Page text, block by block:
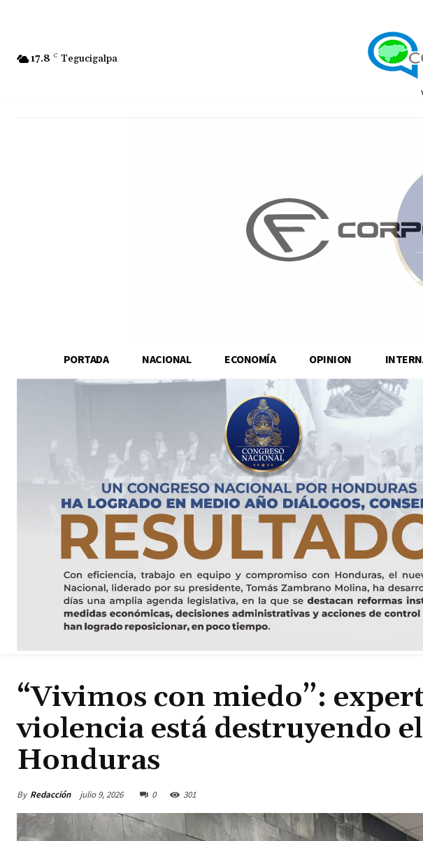
17.8 C Tegucigalpa
PORTADA NACIONAL ECONOMÍA OPINION
“Vivimos con miedo”:
violencia está destruyendo
Honduras
By Redacción julio 9, 2026 0 301